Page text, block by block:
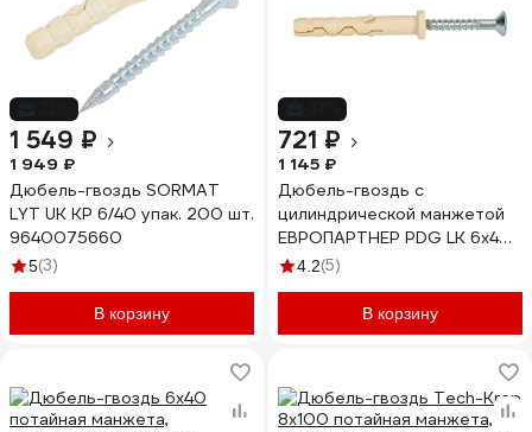
1 549 ₽
1 949 ₽
Дюбель-гвоздь SORMAT
LYT UK KP 6/40 упак. 200 шт.
9640075660
5(3)
В корзину
721 ₽
1 145 ₽
Дюбель-гвоздь с
цилиндрической манжетой
ЕВРОПАРТНЕР PDG LK 6x40,
150 шт. 76091179
4.2(5)
В корзину